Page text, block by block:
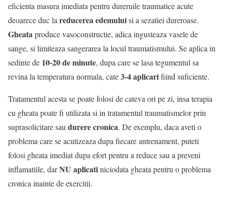
eficienta masura imediata pentru dureruile traumatice acute
deoarece duc lareducerea edemuluisi a sezatiei dureroase.
Gheataproduce vasoconstructie, adica ingusteaza vasele de
sange, si limiteaza sangerarea la locul traumatismului. Se aplica in
sedinte de 10-20 de minute, dupa care se lasa tegumentul sa
revina la temperatura normala, cate3-4 aplicarifiind suficiente.
Tratamentul acesta se poate folosi de cateva ori pe zi, insa terapia
cu gheata poate fi utilizata si in tratamentul traumatismelor prin
suprasolicitare saudurere cronica. De exemplu, daca aveti o
problema care se acutizeaza dupa fiecare antrenament, puteti
folosi gheata imediat dupa efort pentru a reduce sau a preveni
inflamatiile, darNU aplicatiniciodata gheata pentru o problema
cronica inainte de exercitii.